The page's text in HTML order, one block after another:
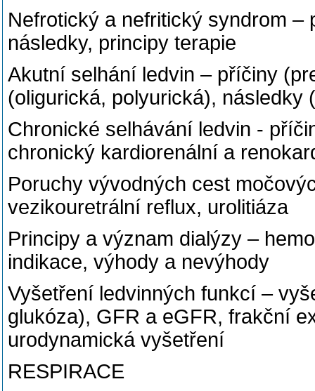
Nefrotický a nefritický syndrom –
následky, principy terapie
Akutní selhání ledvin – příčiny
(oligurická, polyurická), následky
Chronické selhávání ledvin -
chronický kardiorenální a
Poruchy vývodných cest
vezikouretrální reflux, urolitiáza
Principy a význam dialýzy –
indikace, výhody a nevýhody
Vyšetření ledvinných funkcí –
glukóza), GFR a eGFR, frakční
urodynamická vyšetření
RESPIRACE